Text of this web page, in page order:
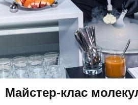
Майстер-клас